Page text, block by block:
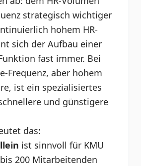
strategisch wichtiger
hohem HR-
sich der Aufbau einer
fast immer. Bei
Frequenz, aber hohem
ist ein spezialisiertes
und günstigere
das:
ist sinnvoll für KMU
200 Mitarbeitenden